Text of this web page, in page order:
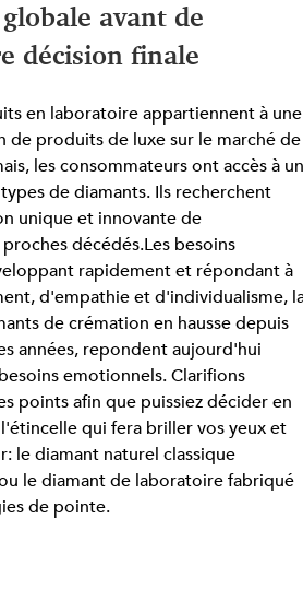
avant de
décision finale
en laboratoire appartiennent à
de produits de luxe sur le marché
les consommateurs ont accès à
de diamants. Ils recherchent
unique et innovante de
décédés.Les besoins
rapidement et répondant à
d'empathie et d'individualisme,
de crémation en hausse depuis
années, repondent aujourd'hui
emotionnels. Clarifions
points afin que puissiez décider en
qui fera briller vos yeux et
le diamant naturel classique
le diamant de laboratoire fabriqué
de pointe.